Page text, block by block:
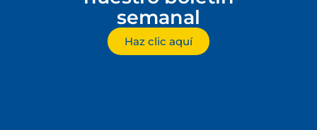
semanal
Haz clic aquí